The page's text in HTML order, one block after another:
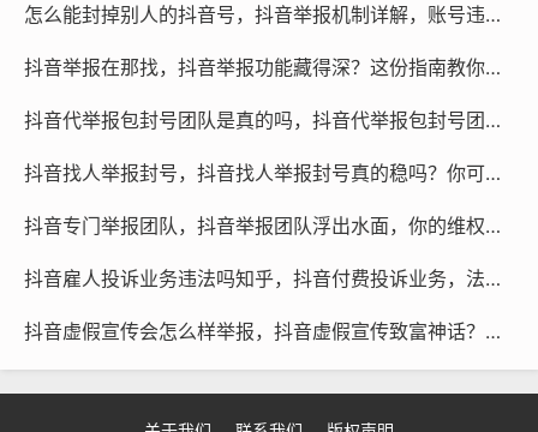
怎么能封掉别人的抖音号，抖音举报机制详解，账号违规如何触发封禁？
抖音举报在那找，抖音举报功能藏得深？这份指南教你快速找到维权入口
抖音代举报包封号团队是真的吗，抖音代举报包封号团队，究竟是捷径还是陷阱？
抖音找人举报封号，抖音找人举报封号真的稳吗？你可能正在踩坑
抖音专门举报团队，抖音举报团队浮出水面，你的维权困局有了新的解法
抖音雇人投诉业务违法吗知乎，抖音付费投诉业务，法律雷区里的流量生意
抖音虚假宣传会怎么样举报，抖音虚假宣传致富神话？手把手教你有效举报与维权